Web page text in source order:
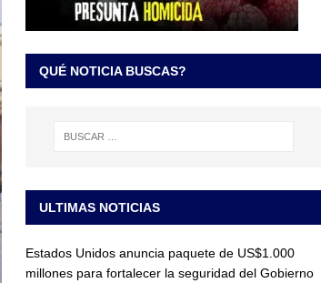
QUÉ NOTICIA BUSCAS?
ULTIMAS NOTICIAS
Estados Unidos anuncia paquete de US$1.000
millones para fortalecer la seguridad del Gobierno